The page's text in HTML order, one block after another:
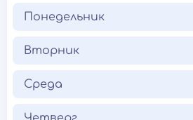
Понедельник
Вторник
Среда